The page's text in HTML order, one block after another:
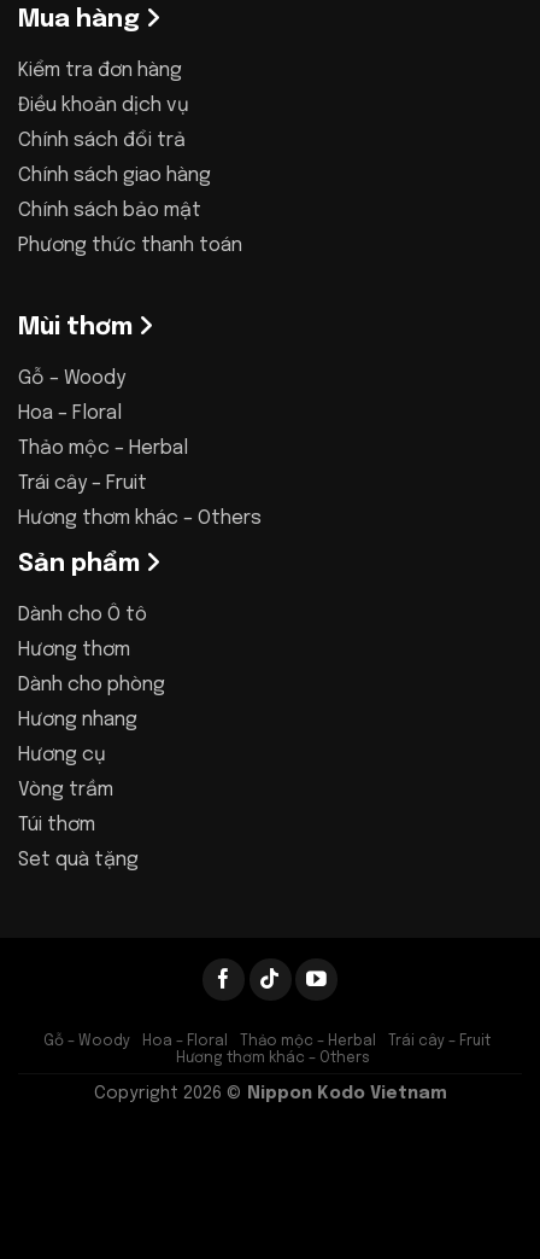
Mua hàng
Kiểm tra đơn hàng
Điều khoản dịch vụ
Chính sách đổi trả
Chính sách giao hàng
Chính sách bảo mật
Phương thức thanh toán
Mùi thơm
Gỗ – Woody
Hoa – Floral
Thảo mộc – Herbal
Trái cây – Fruit
Hương thơm khác – Others
Sản phẩm
Dành cho Ô tô
Hương thơm
Dành cho phòng
Hương nhang
Hương cụ
Vòng trầm
Túi thơm
Set quà tặng
Gỗ – Woody Hoa – Floral Thảo mộc – Herbal
Trái cây – Fruit
Hương thơm khác – Others
Copyright 2026 © Nippon Kodo Vietnam